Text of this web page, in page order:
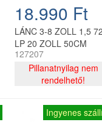
18.990 Ft
LÁNC 3-8 ZOLL 1,5
LP 20 ZOLL 50CM
127207
Pillanatnyilag nem
rendelhető!
Ingyenes